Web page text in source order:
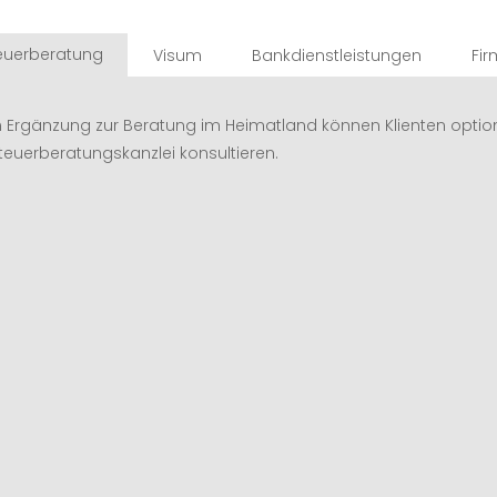
Ergänzung zur Beratung im Heimatland können Klienten
konsultieren.
Visum Bankdienstleistungen